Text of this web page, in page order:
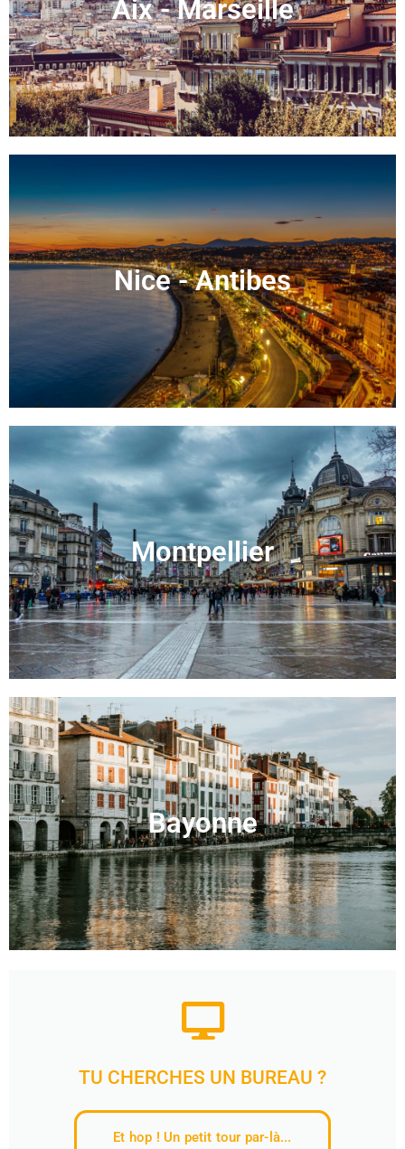
Aix - Marseille
Nice - Antibes
Montpellier
Bayonne
TU CHERCHES UN BUREAU ?
Et hop ! Un petit tour par-là...